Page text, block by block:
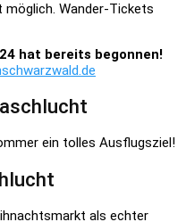
möglich. Wander-Tickets
hat bereits begonnen!
ein tolles Ausflugsziel!
als echter